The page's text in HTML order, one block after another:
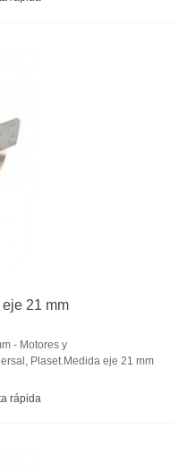
21 mm
- Motores y
Plaset.Medida eje 21 mm
rápida